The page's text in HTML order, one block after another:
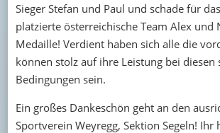
Sieger Stefan und Paul und schade für
platzierte österreichische Team Alex und
Medaille! Verdient haben sich alle die
können stolz auf ihre Leistung bei diesen
Bedingungen sein.
Ein großes Dankeschön geht an den
Sportverein Weyregg, Sektion Segeln! Ihr